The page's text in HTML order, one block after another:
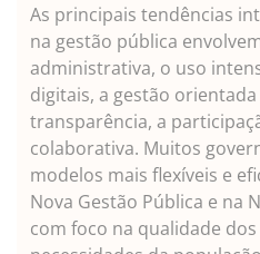
As principais tendências
na gestão pública
administrativa, o uso
digitais, a gestão
transparência, a
colaborativa. Muitos
modelos mais flexíveis e
Nova Gestão Pública e na
com foco na qualidade